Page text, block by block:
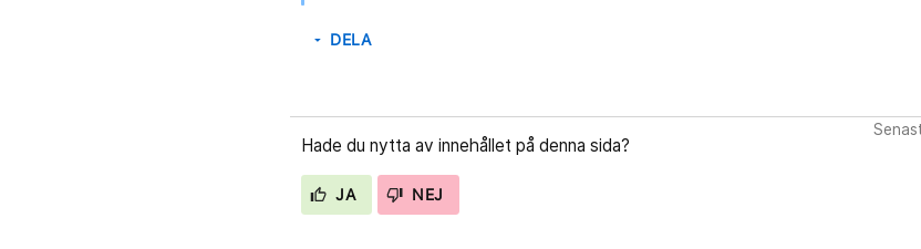
arrow_drop_down DELA
Hade du nytta av innehållet på denna sida?
JA NEJ